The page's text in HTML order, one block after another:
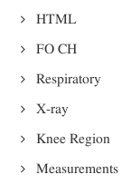
HTML
FO CH
Respiratory
X-ray
Knee Region
Measurements